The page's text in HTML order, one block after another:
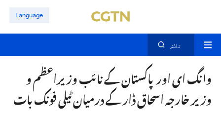
Language
تلاش
وانگ ای اور پاکستان کے نائب وزیراعظم و
وزیر خارجہ اسحاق ڈار کے درمیان ٹیلی فونک بات